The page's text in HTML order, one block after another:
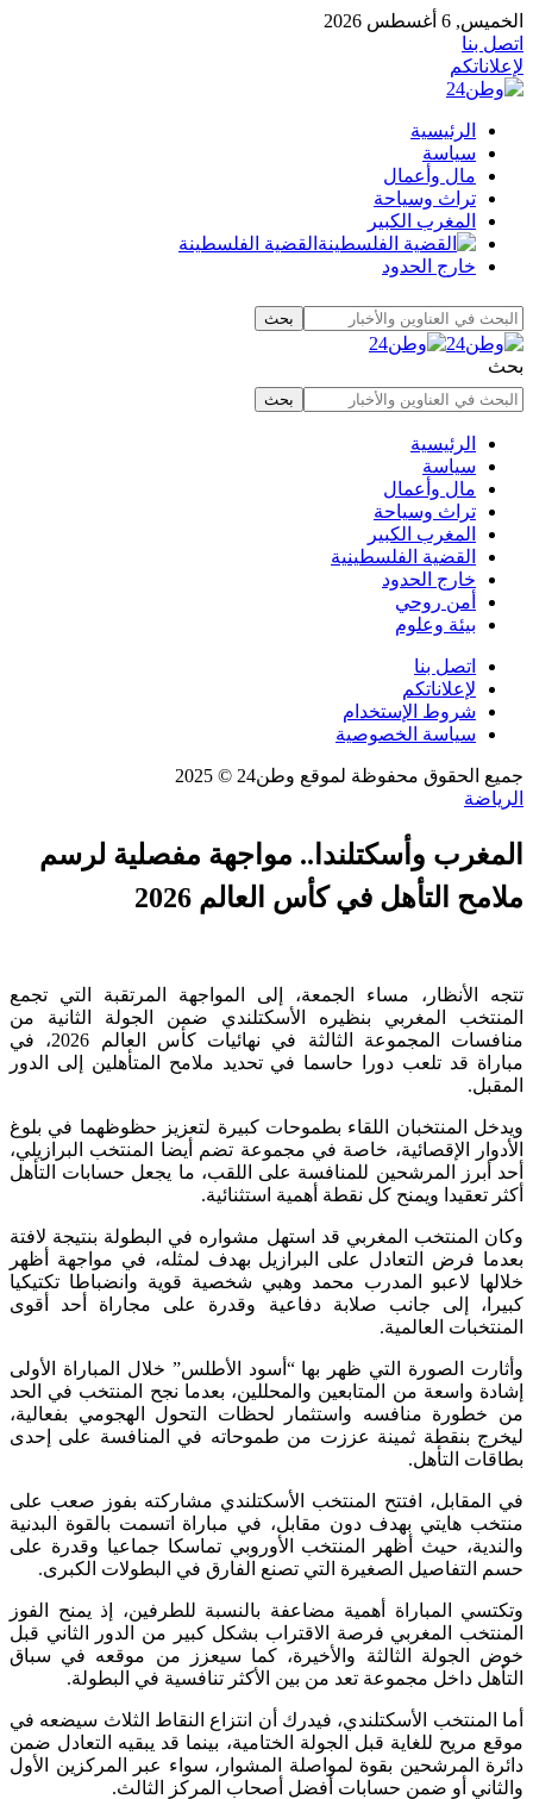
الخميس, 6 أغسطس 2026
اتصل بنا
لإعلاناتكم
الرئيسية
سياسة
مال وأعمال
تراث وسياحة
المغرب الكبير
القضية الفلسطينة
خارج الحدود
بحث
الرئيسية
سياسة
مال وأعمال
تراث وسياحة
المغرب الكبير
القضية الفلسطينية
خارج الحدود
أمن روحي
بيئة وعلوم
اتصل بنا
لإعلاناتكم
شروط الإستخدام
سياسة الخصوصية
جميع الحقوق محفوظة لموقع وطن24 © 2025
الرياضة
المغرب وأسكتلندا.. مواجهة مفصلية لرسم
ملامح التأهل في كأس العالم 2026
تتجه الأنظار، مساء الجمعة، إلى المواجهة المرتقبة التي تجمع
المنتخب المغربي بنظيره الأسكتلندي ضمن الجولة الثانية من
منافسات المجموعة الثالثة في نهائيات كأس العالم 2026، في
مباراة قد تلعب دورا حاسما في تحديد ملامح المتأهلين إلى الدور
المقبل.
ويدخل المنتخبان اللقاء بطموحات كبيرة لتعزيز حظوظهما في بلوغ
الأدوار الإقصائية، خاصة في مجموعة تضم أيضا المنتخب البرازيلي،
أحد أبرز المرشحين للمنافسة على اللقب، ما يجعل حسابات التأهل
أكثر تعقيدا ويمنح كل نقطة أهمية استثنائية.
وكان المنتخب المغربي قد استهل مشواره في البطولة بنتيجة لافتة
بعدما فرض التعادل على البرازيل بهدف لمثله، في مواجهة أظهر
خلالها لاعبو المدرب محمد وهبي شخصية قوية وانضباطا تكتيكيا
كبيرا، إلى جانب صلابة دفاعية وقدرة على مجاراة أحد أقوى
المنتخبات العالمية.
وأثارت الصورة التي ظهر بها “أسود الأطلس” خلال المباراة الأولى
إشادة واسعة من المتابعين والمحللين، بعدما نجح المنتخب في الحد
من خطورة منافسه واستثمار لحظات التحول الهجومي بفعالية،
ليخرج بنقطة ثمينة عززت من طموحاته في المنافسة على إحدى
بطاقات التأهل.
في المقابل، افتتح المنتخب الأسكتلندي مشاركته بفوز صعب على
منتخب هايتي بهدف دون مقابل، في مباراة اتسمت بالقوة البدنية
والندية، حيث أظهر المنتخب الأوروبي تماسكا جماعيا وقدرة على
حسم التفاصيل الصغيرة التي تصنع الفارق في البطولات الكبرى.
وتكتسي المباراة أهمية مضاعفة بالنسبة للطرفين، إذ يمنح الفوز
المنتخب المغربي فرصة الاقتراب بشكل كبير من الدور الثاني قبل
خوض الجولة الثالثة والأخيرة، كما سيعزز من موقعه في سباق
التأهل داخل مجموعة تعد من بين الأكثر تنافسية في البطولة.
أما المنتخب الأسكتلندي، فيدرك أن انتزاع النقاط الثلاث سيضعه في
موقع مريح للغاية قبل الجولة الختامية، بينما قد يبقيه التعادل ضمن
دائرة المرشحين بقوة لمواصلة المشوار، سواء عبر المركزين الأول
والثاني أو ضمن حسابات أفضل أصحاب المركز الثالث.